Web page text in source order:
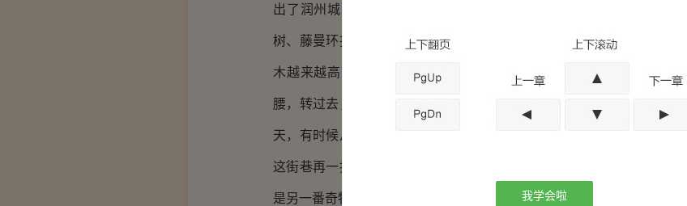
出了润州城东，过了京口码头，走了不长的一段山路，便开始进入鬼
树、藤曼环抱的裸露山石堆砌中，岩缝间喷出的暗流蒸气腾腾，沿着
木越来越高大，各种幽暗水潭也不时横亘，陷人腿脚。等沿着这藏在
腰，转过去，豁然开朗的一片山间草甸，错落着大小不等的建筑，大
天，有时候从一条不堪的街巷穿行，拐个弯，就是一座石塔，下面耍
这街巷再一拐，便是悬崖，却有小房子挂在崖壁，里面有绳索将竹筐
是另一番奇特景象…… 我学会啦